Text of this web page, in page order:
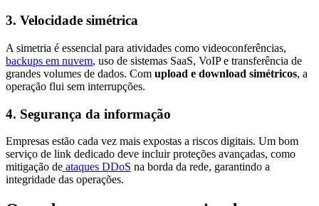
3. Velocidade simétrica
A simetria é essencial para atividades como videoconferências,
backups em nuvem, uso de sistemas SaaS, VoIP e transferência de
grandes volumes de dados. Com upload e download simétricos, a
operação flui sem interrupções.
4. Segurança da informação
Empresas estão cada vez mais expostas a riscos digitais. Um bom
serviço de link dedicado deve incluir proteções avançadas, como
mitigação de ataques DDoS na borda da rede, garantindo a
integridade das operações.